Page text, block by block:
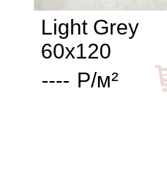
Light Grey
60x120
---- Р/м²